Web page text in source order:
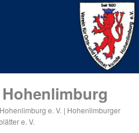
e. V. | Hohenlimburger
e. V.